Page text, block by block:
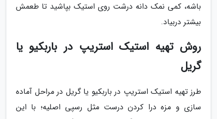
باشه، کمی نمک دانه درشت روی استیک بپاشید تا طعمش
بیشتر دربیاد.
روش تهیه استیک استریپ در باربکیو یا
گریل
طرز تهیه استیک استریپ در باربکیو یا گریل در مراحل آماده
سازی و مزه درا کردن درست مثل رسپی اصلیه؛ با این